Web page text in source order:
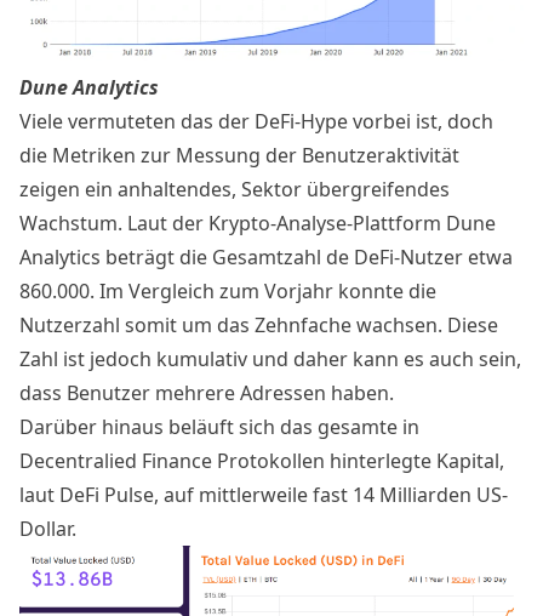
Dune Analytics
Viele vermuteten das der DeFi-Hype vorbei ist, doch
die Metriken zur Messung der Benutzeraktivität
zeigen ein anhaltendes, Sektor übergreifendes
Wachstum. Laut der Krypto-Analyse-Plattform Dune
Analytics beträgt die Gesamtzahl de DeFi-Nutzer etwa
860.000. Im Vergleich zum Vorjahr konnte die
Nutzerzahl somit um das Zehnfache wachsen. Diese
Zahl ist jedoch kumulativ und daher kann es auch sein,
dass Benutzer mehrere Adressen haben.
Darüber hinaus beläuft sich das gesamte in
Decentralied Finance Protokollen hinterlegte Kapital,
laut DeFi Pulse, auf mittlerweile fast 14 Milliarden US-
Dollar.